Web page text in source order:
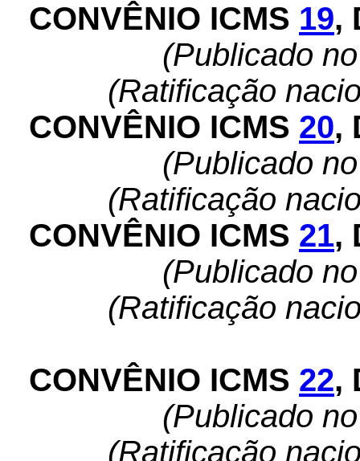
CONVÊNIO ICMS 19,
(Publicado
(Ratificação
CONVÊNIO ICMS 20,
(Publicado
(Ratificação
CONVÊNIO ICMS 21,
(Publicado
(Ratificação
CONVÊNIO ICMS 22,
(Publicado
(Ratificação